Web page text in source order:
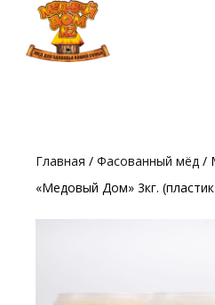
Главная /Фасованный мёд /
«Медовый Дом» 3кг.